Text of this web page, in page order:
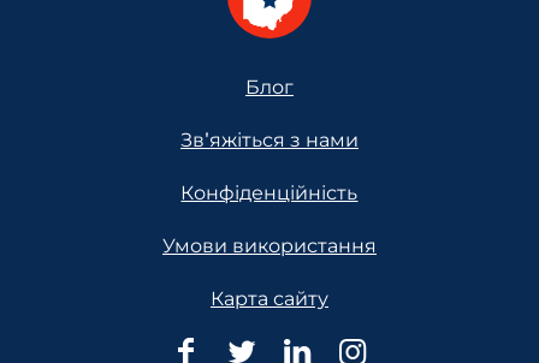
Блог
Зв'яжіться з нами
Конфіденційність
Умови використання
Карта сайту
Юридична
Юридична
Юридична
Юридична